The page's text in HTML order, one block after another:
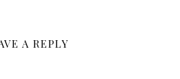
A REPLY